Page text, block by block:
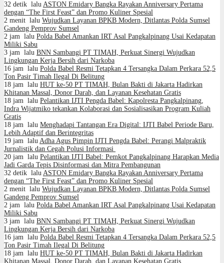
32 detik lalu ASTON Emidary Bangka Rayakan Anniversary Pertama
dengan “The First Feast” dan Promo Kuliner Spesial
2 menit lalu Wujudkan Layanan BPKB Modern, Ditlantas Polda Sumsel
Gandeng Pemprov Sumsel
2 jam lalu Polda Babel Amankan IRT Asal Pangkalpinang Usai Kedapatan
Miliki Sabu
3 jam lalu BNN Sambangi PT TIMAH, Perkuat Sinergi Wujudkan
Lingkungan Kerja Bersih dari Narkoba
16 jam lalu Polda Babel Resmi Tetapkan 4 Tersangka Dalam Perkara 52,5
Ton Pasir Timah Ilegal Di Belitung
18 jam lalu HUT ke-50 PT TIMAH, Bulan Bakti di Jakarta Hadirkan
Khitanan Massal, Donor Darah, dan Layanan Kesehatan Gratis
18 jam lalu Pelantikan IJTI Pengda Babel: Kapolresta Pangkalpinang,
Indra Wijatmiko tekankan Kolaborasi dan Sosialisasikan Program Kuliah
Gratis
18 jam lalu Menghadapi Tantangan Era Digital: IJTI Babel Periode Baru,
Lebih Adaptif dan Berintegritas
19 jam lalu Adha Agus Pimpin IJTI Pengda Babel: Perangi Malpraktik
Jurnalistik dan Cegah Polusi Informasi
20 jam lalu Pelantikan IJTI Babel: Pemkot Pangkalpinang Harapkan Media
Jadi Garda Tepis Disinformasi dan Mitra Pembangunan
32 detik lalu ASTON Emidary Bangka Rayakan Anniversary Pertama
dengan “The First Feast” dan Promo Kuliner Spesial
2 menit lalu Wujudkan Layanan BPKB Modern, Ditlantas Polda Sumsel
Gandeng Pemprov Sumsel
2 jam lalu Polda Babel Amankan IRT Asal Pangkalpinang Usai Kedapatan
Miliki Sabu
3 jam lalu BNN Sambangi PT TIMAH, Perkuat Sinergi Wujudkan
Lingkungan Kerja Bersih dari Narkoba
16 jam lalu Polda Babel Resmi Tetapkan 4 Tersangka Dalam Perkara 52,5
Ton Pasir Timah Ilegal Di Belitung
18 jam lalu HUT ke-50 PT TIMAH, Bulan Bakti di Jakarta Hadirkan
Khitanan Massal, Donor Darah, dan Layanan Kesehatan Gratis